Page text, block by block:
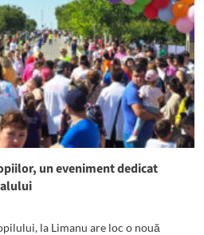
un eveniment dedicat
la Limanu are loc o nouă